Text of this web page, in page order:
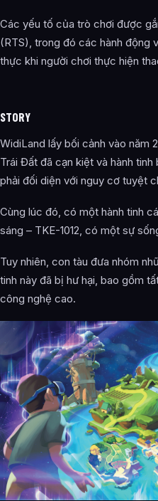
Các yếu tố của trò chơi được
(RTS), trong đó các hành động
thực khi người chơi thực hiện
STORY
WidiLand lấy bối cảnh vào năm
Trái Đất đã cạn kiệt và hành
phải đối diện với nguy cơ tuyệt
Cùng lúc đó, có một hành tinh
sáng – TKE-1012, có một sự
Tuy nhiên, con tàu đưa nhóm
tinh này đã bị hư hại, bao gồm
công nghệ cao.